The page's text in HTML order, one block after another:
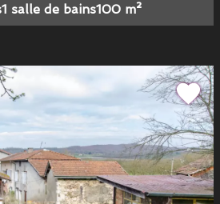
1 salle de bains100 m²